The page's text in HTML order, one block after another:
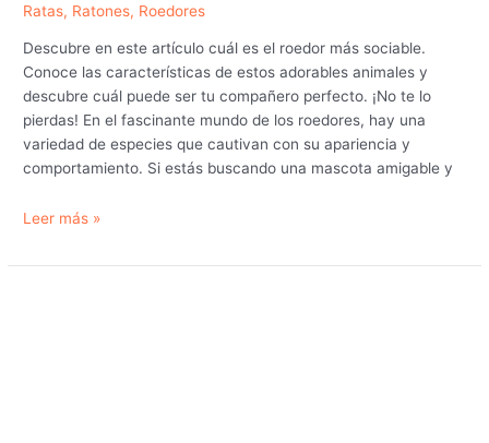
Ratas, Ratones, Roedores
Descubre en este artículo cuál es el roedor más sociable.
Conoce las características de estos adorables animales y
descubre cuál puede ser tu compañero perfecto. ¡No te lo
pierdas! En el fascinante mundo de los roedores, hay una
variedad de especies que cautivan con su apariencia y
comportamiento. Si estás buscando una mascota amigable y
¿Cuál
el
Leer más »